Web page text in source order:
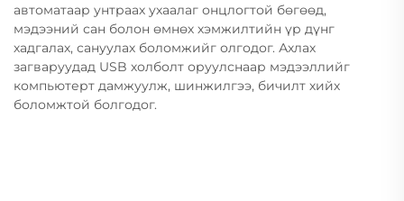
автоматаар унтраах ухаалаг онцлогтой бөгөөд,
мэдээний сан болон өмнөх хэмжилтийн үр дүнг
хадгалах, сануулах боломжийг олгодог. Ахлах
загваруудад USB холболт оруулснаар мэдээллийг
компьютерт дамжуулж, шинжилгээ, бичилт хийх
боломжтой болгодог.